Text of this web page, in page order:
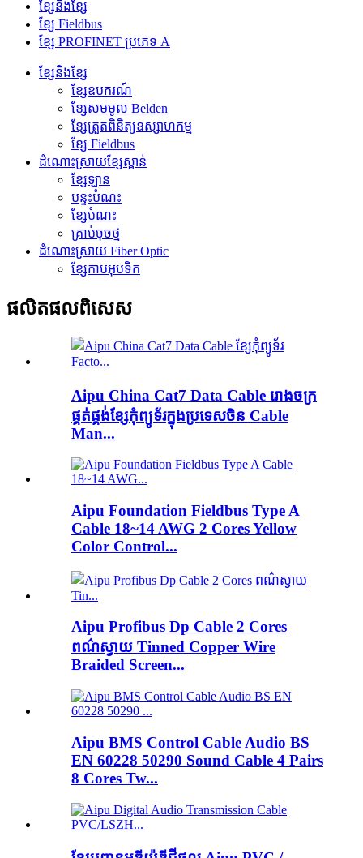
ខ្សែនិងខ្សែ
ខ្សែ Fieldbus
ខ្សែ PROFINET ប្រភេទ A
ខ្សែនិងខ្សែ
ខ្សែឧបករណ៍
ខ្សែសមមូល Belden
ខ្សែត្រួតពិនិត្យឧស្សាហកម្ម
ខ្សែ Fieldbus
ដំណោះស្រាយខ្សែស្ពាន់
ខ្សែឡាន
បន្ទះបំណះ
ខ្សែបំណះ
គ្រាប់ចុចថ្ម
ដំណោះស្រាយ Fiber Optic
ខ្សែកាបអុបទិក
ផលិតផលពិសេស
Aipu China Cat7 Data Cable រោងចក្រ
ផ្គត់ផ្គង់ខ្សែកុំព្យូទ័រក្នុងប្រទេសចិន Cable
Man...
Aipu Foundation Fieldbus Type A
Cable 18~14 AWG 2 Cores Yellow
Color Control...
Aipu Profibus Dp Cable 2 Cores
ពណ៌ស្វាយ Tinned Copper Wire
Braided Screen...
Aipu BMS Control Cable Audio BS
EN 60228 50290 Sound Cable 4 Pairs
8 Cores Tw...